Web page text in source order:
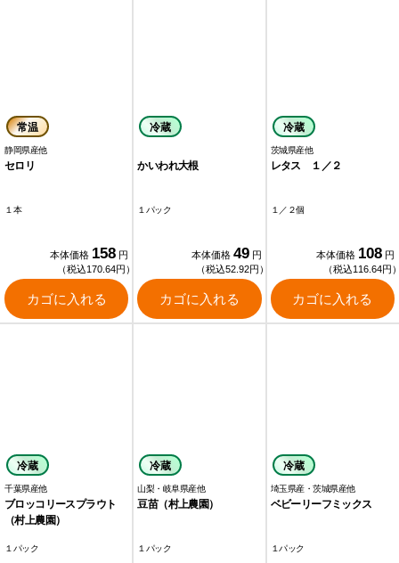
常温
静岡県産他
セロリ
１本
本体価格 158 円
（税込170.64円）
カゴに入れる
冷蔵
かいわれ大根
１パック
本体価格 49 円
（税込52.92円）
カゴに入れる
冷蔵
茨城県産他
レタス １／２
１／２個
本体価格 108 円
（税込116.64円
カゴに入れる
冷蔵
千葉県産他
ブロッコリースプラウト
（村上農園）
１パック
冷蔵
山梨・岐阜県産他
豆苗（村上農園）
１パック
冷蔵
埼玉県産・茨城県産他
ベビーリーフミックス
１パック